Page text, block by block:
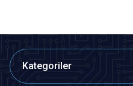
Kategoriler